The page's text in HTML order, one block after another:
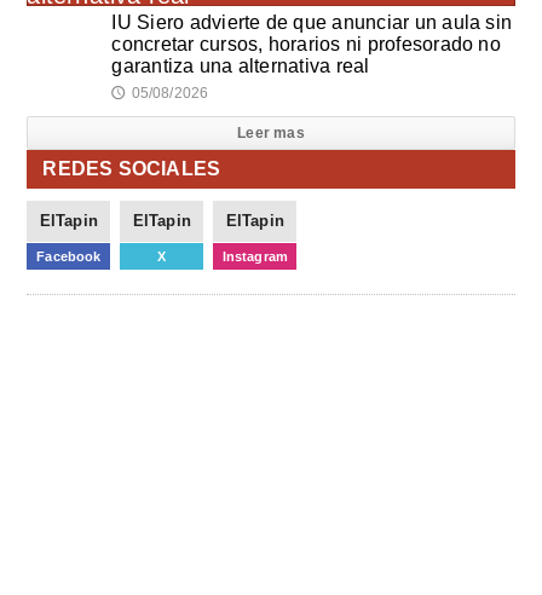
IU Siero advierte de que anunciar un aula sin
concretar cursos, horarios ni profesorado no
garantiza una alternativa real
🕔 05/08/2026
Leer mas
REDES SOCIALES
ElTapin
Facebook
ElTapin
X
ElTapin
Instagram